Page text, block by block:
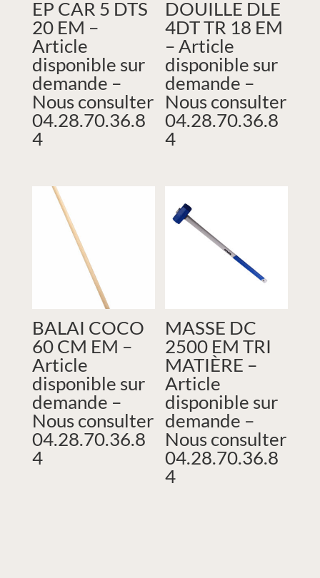
EP CAR 5 DTS
20 EM –
Article
disponible sur
demande –
Nous consulter
04.28.70.36.8
4
DOUILLE DLE
4DT TR 18 EM
– Article
disponible sur
demande –
Nous consulter
04.28.70.36.8
4
BALAI COCO
60 CM EM –
Article
disponible sur
demande –
Nous consulter
04.28.70.36.8
4
MASSE DC
2500 EM TRI
MATIÈRE –
Article
disponible sur
demande –
Nous consulter
04.28.70.36.8
4